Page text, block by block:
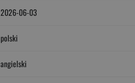
2026-06-03
polski
angielski